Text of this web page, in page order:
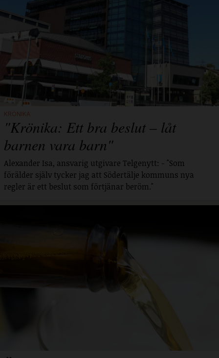
KRÖNIKA
"Krönika: Ett bra beslut – låt
barnen vara barn"
Alexander Isa, ansvarig utgivare Telgenytt: - "Som
förälder själv tycker jag att Södertälje kommuns nya
regler är ett beslut som förtjänar beröm."